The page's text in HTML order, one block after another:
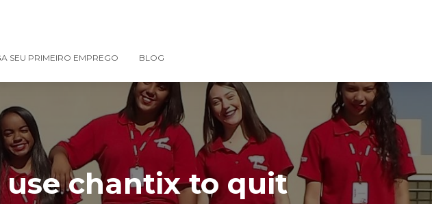
SEU PRIMEIRO EMPREGO BLOG
chantix to quit